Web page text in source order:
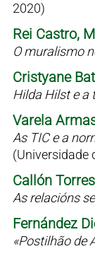
2020)
Rei Castro,
O muralismo
Cristyane
Hilda Hilst e a
Varela
As TIC e a
(Universidade
Callón
As relacións
Fernández
«Postilhão de